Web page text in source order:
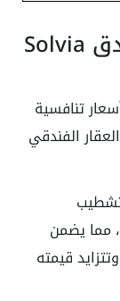
كم يبلغ سعر المتر داخل فندق Solvia
تنافسية
الفندقي
مما يضمن
قيمته